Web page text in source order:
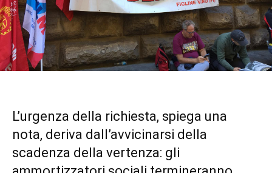
L’urgenza della richiesta, spiega una
nota, deriva dall’avvicinarsi della
scadenza della vertenza: gli